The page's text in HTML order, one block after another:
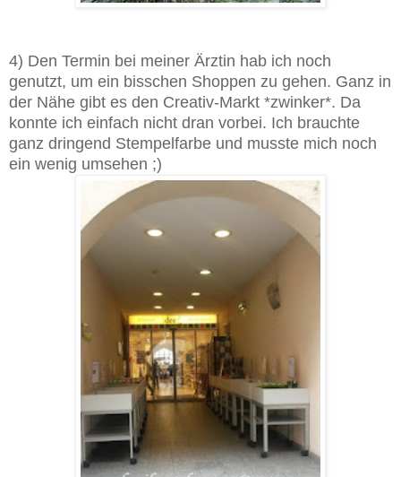
4) Den Termin bei meiner Ärztin hab ich noch
genutzt, um ein bisschen Shoppen zu gehen. Ganz in
der Nähe gibt es den Creativ-Markt *zwinker*. Da
konnte ich einfach nicht dran vorbei. Ich brauchte
ganz dringend Stempelfarbe und musste mich noch
ein wenig umsehen ;)